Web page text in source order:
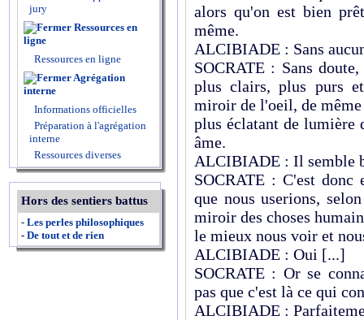
jury
Ressources en
ligne
Ressources en ligne
Agrégation
interne
Informations officielles
Préparation à l'agrégation
interne
Ressources diverses
Hors des sentiers battus
- Les perles philosophiques
- De tout et de rien
alors qu'on est bien
même.
ALCIBIADE : Sans
SOCRATE : Sans
plus clairs, plus purs
miroir de l'oeil, de
plus éclatant de lumière
âme.
ALCIBIADE : Il semble
SOCRATE : C'est donc
que nous userions,
miroir des choses
le mieux nous voir et
ALCIBIADE : Oui [...]
SOCRATE : Or se
pas que c'est là ce qui
ALCIBIADE :